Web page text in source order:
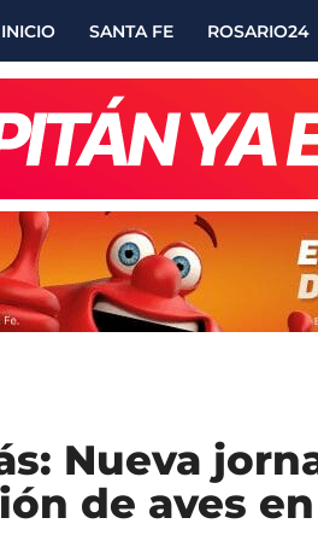
INICIO SANTA FE ROSARIO24
Nueva
de aves